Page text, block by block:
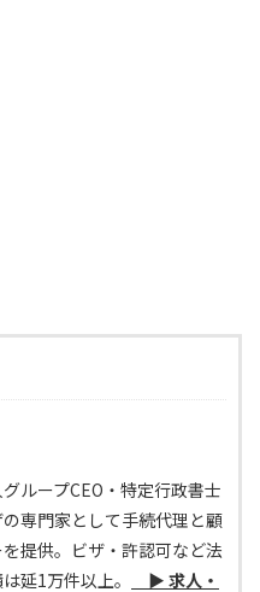
ループCEO・特定行政書士
専門家として手続代理と顧
提供。ビザ・許認可など法
延1万件以上。
▶ 求人・